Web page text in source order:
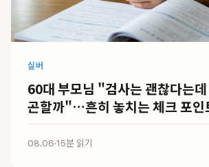
실버
60대 부모님 "검사는 괜찮다는데
곤할까"…흔히 놓치는 체크 포인
08.06·15분 읽기